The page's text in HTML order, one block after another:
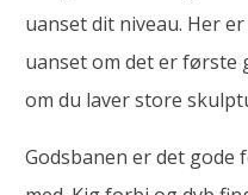
uanset dit niveau. Her
uanset om det er første
om du laver store
Godsbanen er det